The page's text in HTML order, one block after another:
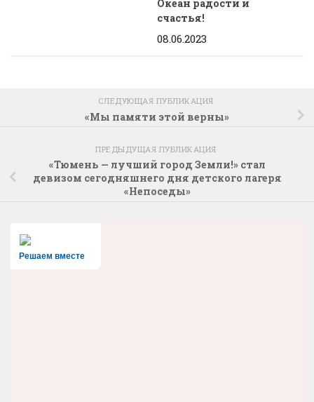
Океан радости и
счастья!
08.06.2023
СЛЕДУЮЩАЯ ПУБЛИКАЦИЯ
«Мы памяти этой верны»
ПРЕДЫДУЩАЯ ПУБЛИКАЦИЯ
«Тюмень — лучший город Земли!» стал
девизом сегодняшнего дня детского лагеря
«Непоседы»
Решаем вместе